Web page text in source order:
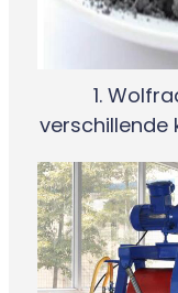
1.
verschillende